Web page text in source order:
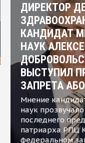
ДИРЕКТОР
КАНДИДАТ
НАУК
ВЫСТУПИЛ
ЗАПРЕТА
Мнение
наук
последнего
патриарха РПЦ
федеральном